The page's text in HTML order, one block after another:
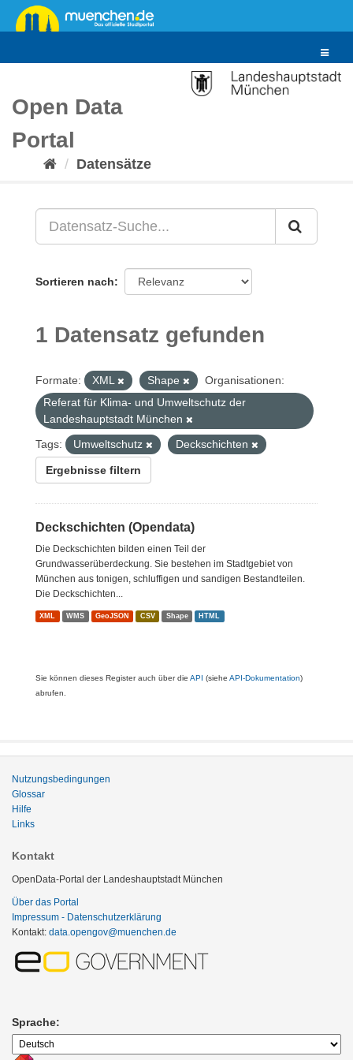
Überspringen
zum
Toggle
Open Data
Portal
Datensätze
Sortieren nach
1 Datensatz gefunden
Formate: XML Shape
Organisationen:
Referat für Klima- und Umweltschutz der
Landeshauptstadt München
Tags:
Umweltschutz Deckschichten
Ergebnisse filtern
Deckschichten (Opendata)
Die Deckschichten bilden einen Teil der
Grundwasserüberdeckung. Sie bestehen im Stadtgebiet von
München aus tonigen, schluffigen und sandigen Bestandteilen.
Die Deckschichten...
XML WMS GeoJSON CSV Shape HTML
Sie können dieses Register auch über die API (siehe API-Dokumentation)
abrufen.
Nutzungsbedingungen
Glossar
Hilfe
Links
Kontakt
OpenData-Portal der Landeshauptstadt München
Über das Portal
Impressum - Datenschutzerklärung
Kontakt: data.opengov@muenchen.de
Sprache